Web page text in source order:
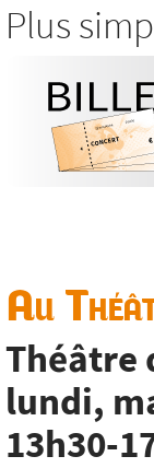
Plus
Au
Théâtre
lundi,
13h30-